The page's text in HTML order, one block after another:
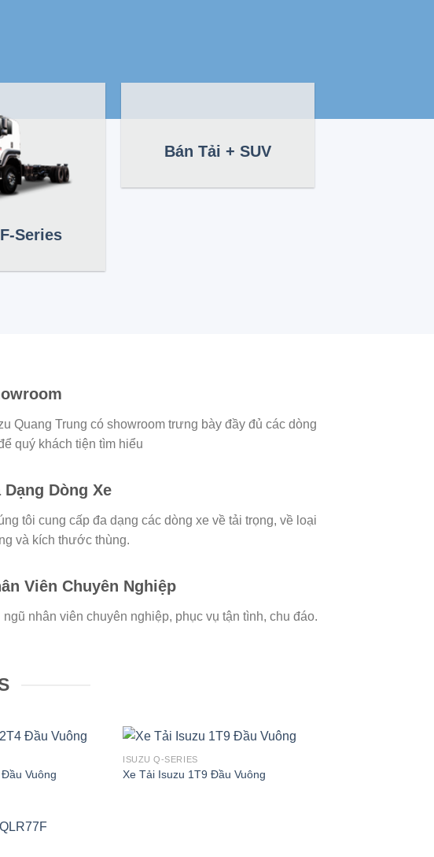
Series
Bán Tải + SUV
Quang Trung có showroom trưng bày đầy đủ các dòng
quý khách tiện tìm hiểu
Dạng Dòng Xe
tôi cung cấp đa dạng các dòng xe về tải trọng, về loại
và kích thước thùng.
Viên Chuyên Nghiệp
nhân viên chuyên nghiệp, phục vụ tận tình, chu đáo.
Vuông
ISUZU Q-SERIES
Xe Tải Isuzu 1T9 Đầu Vuông